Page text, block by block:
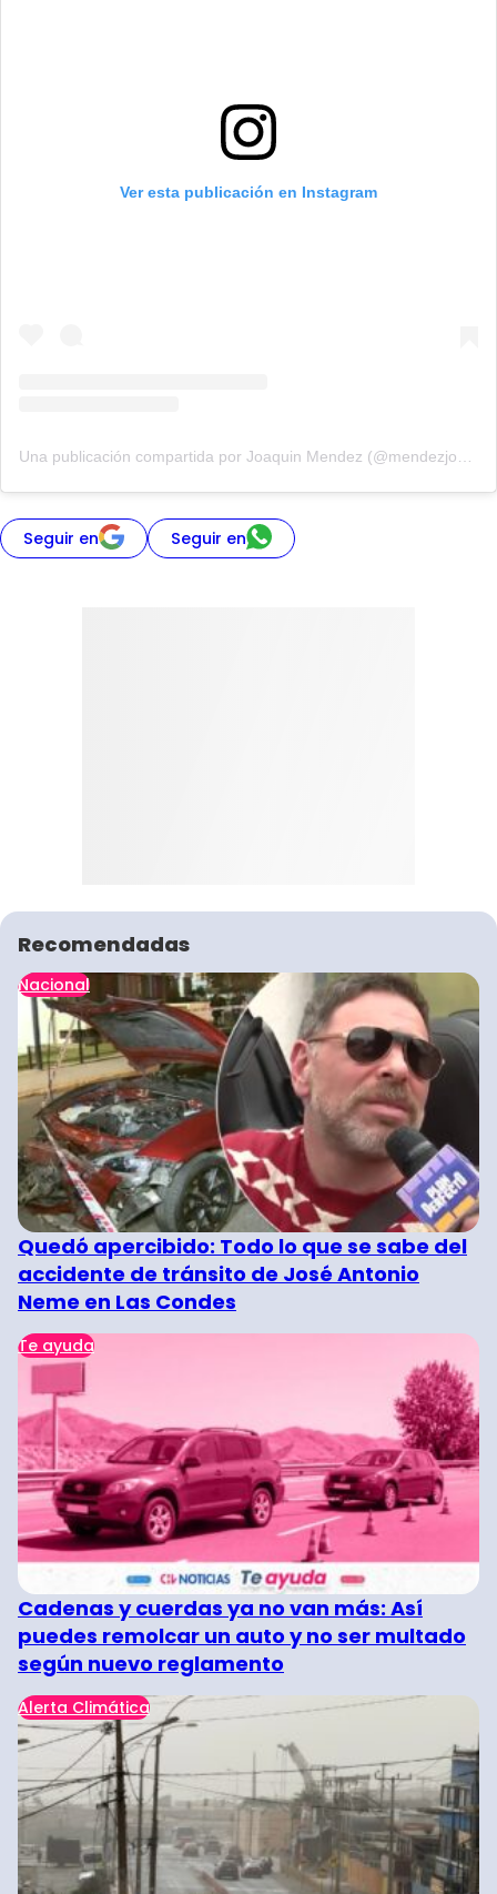
Ver esta publicación en Instagram
Seguir en Seguir en
Recomendadas
Nacional
Quedó apercibido: Todo lo que se sabe del
accidente de tránsito de José Antonio
Neme en Las Condes
Te ayuda
Cadenas y cuerdas ya no van más: Así
puedes remolcar un auto y no ser multado
según nuevo reglamento
Alerta Climática